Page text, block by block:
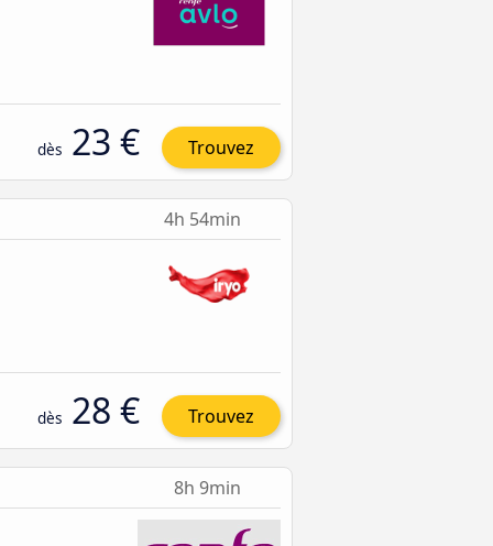
dès 23 € Trouvez
4h 54min
dès 28 € Trouvez
8h 9min